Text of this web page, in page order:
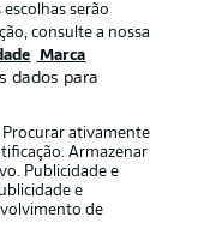
serão
consulte a nossa
Marca
dados para
Procurar ativamente
Armazenar
Publicidade e
e
de